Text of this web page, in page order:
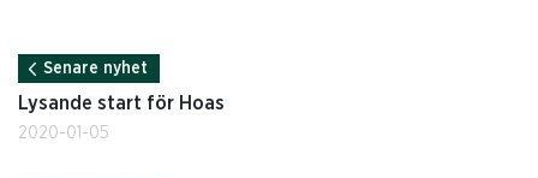
Senare nyhet
Lysande start för Hoas
2020-01-05